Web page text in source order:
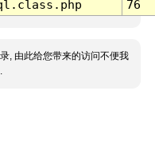
76
, 由此给您带来的访问不便我